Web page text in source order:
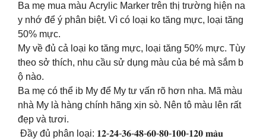
Ba mẹ mua màu Acrylic Marker trên thị trường hiện na
y nhớ để ý phân biệt. Vì có loại ko tăng mực, loại tăng
50% mực.
My về đủ cả loại ko tăng mực, loại tăng 50% mực. Tùy
theo sở thích, nhu cầu sử dụng màu của bé mà sắm b
ộ nào.
Ba mẹ có thể ib My để My tư vấn rõ hơn nha. Mã màu
nhà My là hàng chính hãng xịn sò. Nên tô màu lên rất
đẹp và tươi.
Đầy đủ phân loại: 𝟏𝟐-𝟐𝟒-𝟑𝟔-𝟒𝟖-𝟔𝟎-𝟖𝟎-𝟏𝟎𝟎-𝟏𝟐𝟎 𝐦𝐚̀𝐮